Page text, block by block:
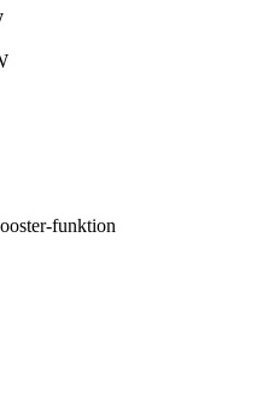
funktion